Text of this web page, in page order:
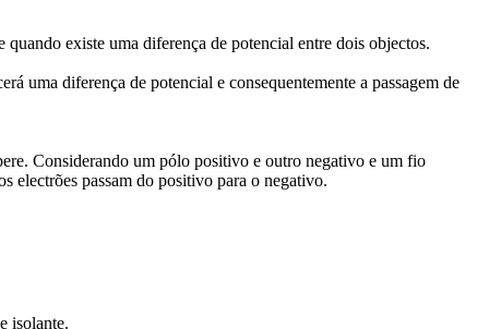
existe uma diferença de potencial entre dois objectos.
uma diferença de potencial e consequentemente a passagem de
Considerando um pólo positivo e outro negativo e um fio
passam do positivo para o negativo.
isolante.